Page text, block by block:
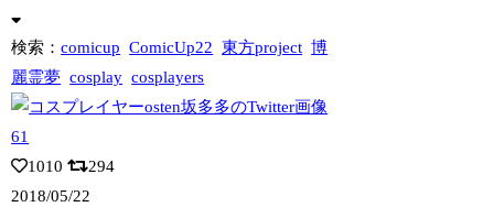
検索：comicup ComicUp22 東方project 博
麗霊夢 cosplay cosplayers
1010
294
2018/05/22